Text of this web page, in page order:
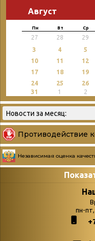
Август
Пн Вт Ср
27 28 29
3 4 5
10
11 12
17
18 19
24 25 26
31
1 2
Противодействие
Независимая оценка
podvedenie-itogov-
пн-